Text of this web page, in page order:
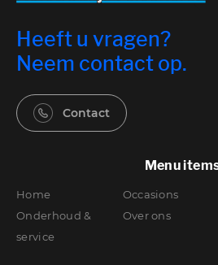
Heeft u vragen?
Neem contact op.
Contact
Menu
Home Occasions
Onderhoud &
service
Over ons